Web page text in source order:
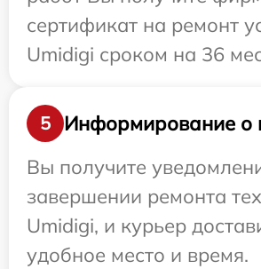
сертификат на ремонт
Umidigi сроком на 36
5
Информирование о
Вы получите
завершении ремонта
Umidigi, и курьер
удобное место и время.